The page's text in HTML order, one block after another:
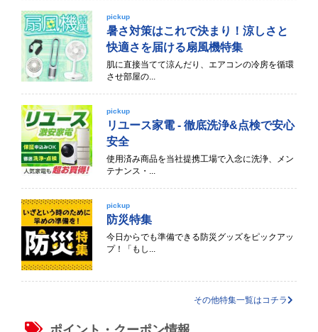
pickup
暑さ対策はこれで決まり！涼しさと
快適さを届ける扇風機特集
肌に直接当てて涼んだり、エアコンの冷房を循環
させ部屋の...
pickup
リユース家電 - 徹底洗浄&点検で安心
安全
使用済み商品を当社提携工場で入念に洗浄、メン
テナンス・...
pickup
防災特集
今日からでも準備できる防災グッズをピックアッ
プ！「もし...
その他特集一覧はコチラ